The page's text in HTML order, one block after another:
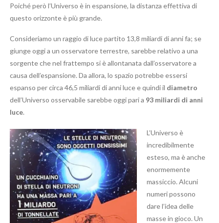
Poiché però l’Universo è in espansione, la distanza effettiva di
questo orizzonte è più grande.
Consideriamo un raggio di luce partito 13,8 miliardi di anni fa; se
giunge oggi a un osservatore terrestre, sarebbe relativo a una
sorgente che nel frattempo si è allontanata dall’osservatore a
causa dell’espansione. Da allora, lo spazio potrebbe essersi
espanso per circa 46,5 miliardi di anni luce e quindi il diametro
dell’Universo osservabile sarebbe oggi pari a 93 miliardi di anni
luce.
L’Universo è
incredibilmente
esteso, ma è anche
enormemente
massiccio. Alcuni
numeri possono
dare l’idea delle
masse in gioco. Un